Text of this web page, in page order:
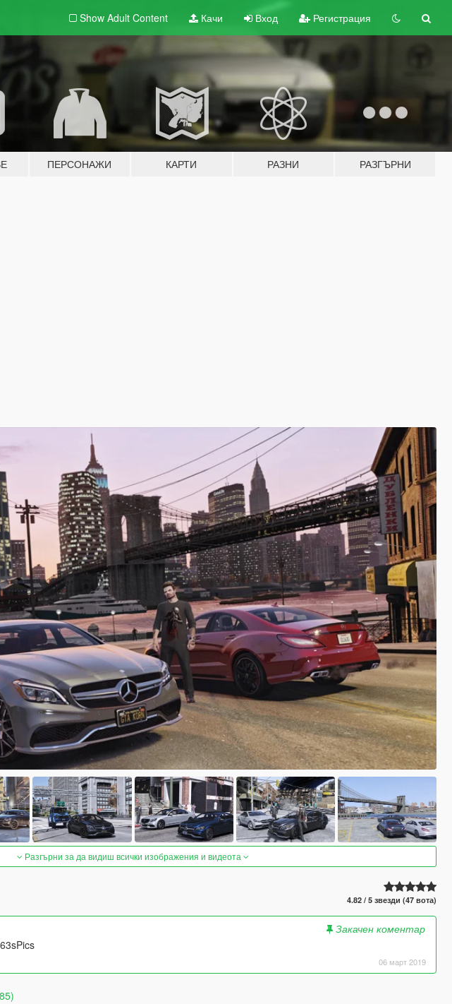
Show Adult Content Качи Вход Регистрация
ПЕРСОНАЖИ КАРТИ РАЗНИ РАЗГЪРНИ
Разгърни за да видиш всички изображения и видеота
4.82 / 5 звезди (47 вота)
Закачен коментар
06 март 2019